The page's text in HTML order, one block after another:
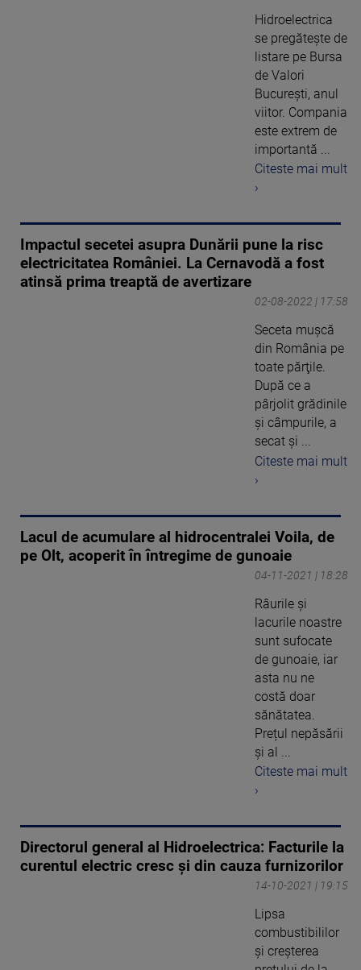
Hidroelectrica
se pregătește de
listare pe Bursa
de Valori
București, anul
viitor. Compania
este extrem de
importantă ...
Citeste mai mult
›
Impactul secetei asupra Dunării pune la risc
electricitatea României. La Cernavodă a fost
atinsă prima treaptă de avertizare
02-08-2022 | 17:58
Seceta mușcă
din România pe
toate părţile.
După ce a
pârjolit grădinile
şi câmpurile, a
secat şi ...
Citeste mai mult
›
Lacul de acumulare al hidrocentralei Voila, de
pe Olt, acoperit în întregime de gunoaie
04-11-2021 | 18:28
Râurile și
lacurile noastre
sunt sufocate
de gunoaie, iar
asta nu ne
costă doar
sănătatea.
Prețul nepăsării
și al ...
Citeste mai mult
›
Directorul general al Hidroelectrica: Facturile la
curentul electric cresc și din cauza furnizorilor
14-10-2021 | 19:15
Lipsa
combustibililor
și creșterea